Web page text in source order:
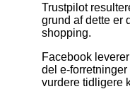
Trustpilot
grund af dette er
shopping.
Facebook
del e-
vurdere tidligere